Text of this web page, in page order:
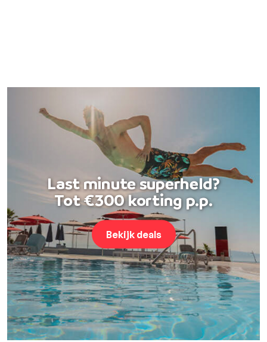
Last minute superheld?
Tot €300 korting p.p.
Bekijk deals